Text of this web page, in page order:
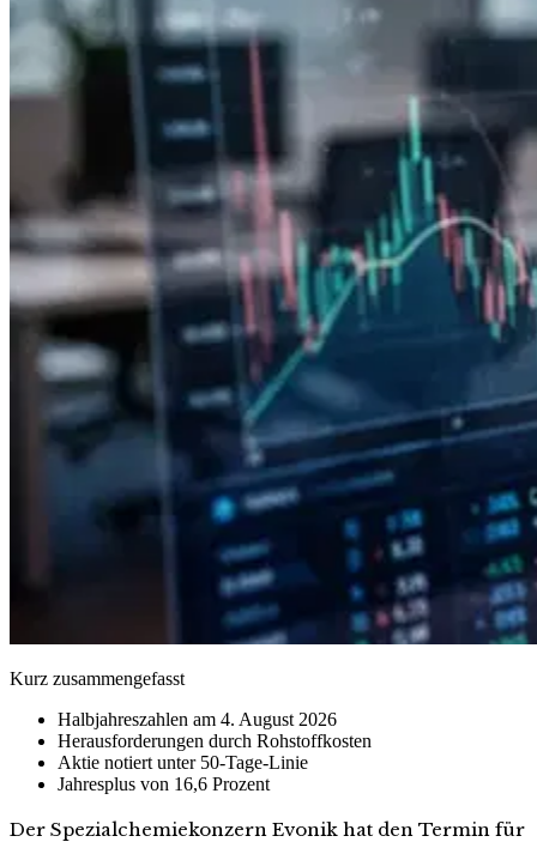
Kurz zusammengefasst
Halbjahreszahlen am 4. August 2026
Herausforderungen durch Rohstoffkosten
Aktie notiert unter 50-Tage-Linie
Jahresplus von 16,6 Prozent
Der Spezialchemiekonzern Evonik hat den Termin für